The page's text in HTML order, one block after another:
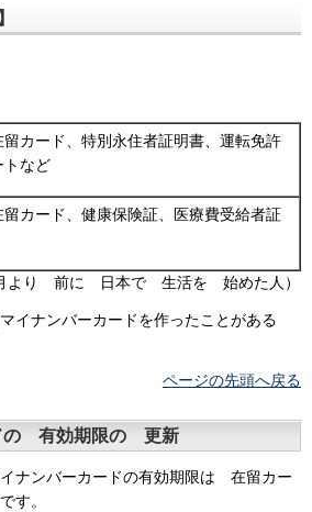
留カード、特別永住者証明書、運転免許
トなど
留カード、健康保険証、医療費受給者証
月より 前に 日本で 生活を 始めた人）
イナンバーカードを作ったことがある
ページの先頭へ戻る
の 有効期限の 更新
ナンバーカードの有効期限は 在留カー
す。